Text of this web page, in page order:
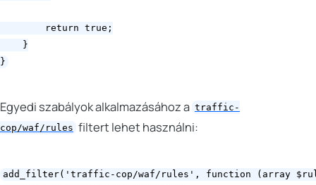
        return true;
    }
Egyedi szabályok alkalmazásához a traffic-
cop/waf/rules filtert lehet használni:
add_filter('traffic-cop/waf/rules', function (array